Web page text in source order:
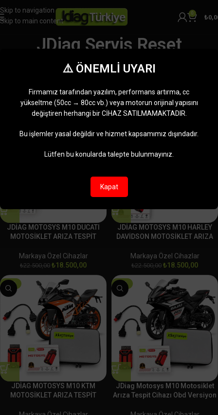
Skip to navigation
Skip to main content
0
₺
JDiag Servis Reset
Ürünler “JDiag Servis Reset” olarak etiketlendi
Kenar çubuğunu göster
JDİAG MOTOSYS M10 DUCATI
MOTOSİKLET ARIZA TESPİT
Markaya Özel Cihazlar
₺22.500,00 ₺18.500,00
JDİAG MOTOSYS M10 HARLEY
DAVİDSON MOTOSİKLET ARIZA
Markaya Özel Cihazlar
₺22.500,00 ₺18.500,00
-18%
JDİAG MOTOSYS M10 KTM
MOTOSİKLET ARIZA TESPİT
-18%
JDiag Motosys M10 Motosiklet
Arıza Tespit Cihazı Obd Versiyon
⚠️ ÖNEMLİ UYARI
Firmamız tarafından yazılım, performans artırma, cc
yükseltme (50cc → 80cc vb.) veya motorun orijinal yapısını
değiştiren herhangi bir CİHAZ SATILMAMAKTADIR.
Bu işlemler yasal değildir ve hizmet kapsamımız dışındadır.
Lütfen bu konularda talepte bulunmayınız.
Kapat